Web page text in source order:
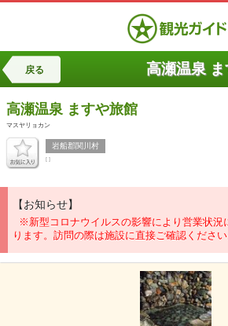
戻る 高瀬温泉
高瀬温泉 ますや旅館
マスヤリョカン
岩船郡関川村
[ ]
【お知らせ】
※新型コロナウイルスの影響により営業状況
ります。訪問の際は施設に直接ご確認ください